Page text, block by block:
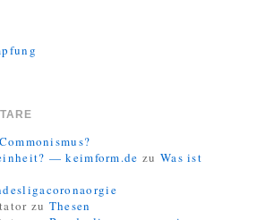
— keimform.de zu Was ist
zu Thesen